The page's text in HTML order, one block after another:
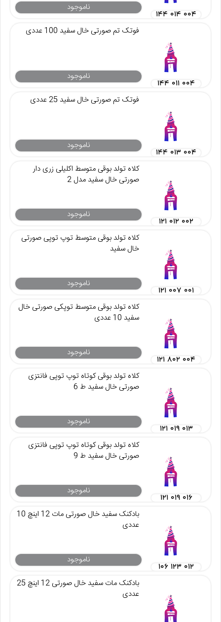
ناموجود
۱۴۴ ۰۱۴ ۰۰۴
فوتک تم صورتی خال سفید 100 عددی
ناموجود
۱۴۴ ۰۱۱ ۰۰۴
فوتک تم صورتی خال سفید 25 عددی
ناموجود
۱۴۴ ۰۱۳ ۰۰۴
کلاه تولد بوقی متوسط اکلیلی زری دار
صورتی خال سفید مدل 2
ناموجود
۱۲۱ ۰۱۲ ۰۰۲
کلاه تولد بوقی متوسط توپ توپی صورتی
خال سفید
ناموجود
۱۲۱ ۰۰۷ ۰۰۱
کلاه تولد بوقی متوسط توپکی صورتی خال
سفید 10 عددی
ناموجود
۱۲۱ ۸۰۲ ۰۰۴
کلاه تولد بوقی کوتاه توپ توپی فانتزی
صورتی خال سفید ط 6
ناموجود
۱۲۱ ۰۱۹ ۰۱۳
کلاه تولد بوقی کوتاه توپ توپی فانتزی
صورتی خال سفید ط 9
ناموجود
۱۲۱ ۰۱۹ ۰۱۶
بادکنک سفید خال صورتی مات 12 اینچ 10
عددی
ناموجود
۱۰۶ ۱۲۳ ۰۱۲
بادکنک مات سفید خال صورتی 12 اینچ 25
عددی